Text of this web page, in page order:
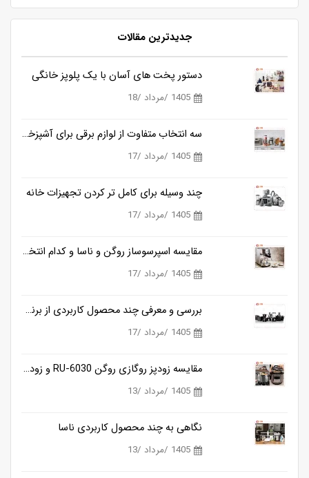
جدیدترین مقالات
دستور پخت های آسان با یک پلوپز خانگی
1405 /مرداد /18
سه انتخاب متفاوت از لوازم برقی برای آشپزخانه
1405 /مرداد /17
چند وسیله برای کامل تر کردن تجهیزات خانه
1405 /مرداد /17
مقایسه اسپرسوساز روگن و ناسا و کدام انتخاب کامل تری برای تهیه قهوه در خانه است؟
1405 /مرداد /17
بررسی و معرفی چند محصول کاربردی از برند ناسا
1405 /مرداد /17
مقایسه زودپز روگازی روگن RU-6030 و زودپز برقی ناسا NS-3073
1405 /مرداد /13
نگاهی به چند محصول کاربردی ناسا
1405 /مرداد /13